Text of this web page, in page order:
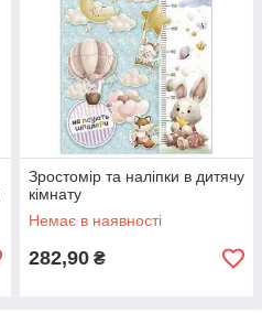
Зростомір та наліпки в дитячу
кімнату
Немає в наявності
282,90 ₴